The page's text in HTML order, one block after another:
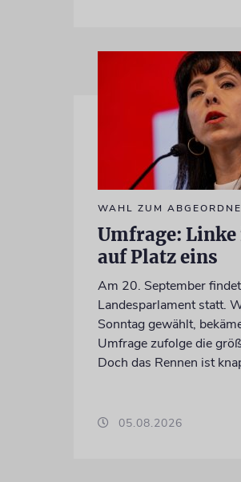
WAHL ZUM
Umfrage:
auf Platz eins
Am 20. September
Landesparlament statt.
Sonntag gewählt,
Umfrage zufolge die
Doch das Rennen ist
05.08.2026